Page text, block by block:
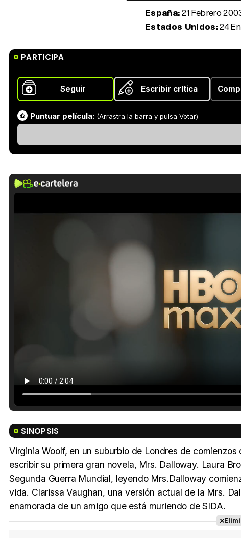
España:21 Febrero
Estados Unidos:24
PARTICIPA
Seguir Escribir crítica
Puntuar película: (Arrastra la barra y pulsa Votar)
SINOPSIS
Virginia Woolf, en un suburbio de Londres de
escribir su primera gran novela, Mrs. Dalloway. Laura
Segunda Guerra Mundial, leyendo Mrs.Dalloway
vida. Clarissa Vaughan, una versión actual de la Mrs.
enamorada de un amigo que está muriendo de SIDA.